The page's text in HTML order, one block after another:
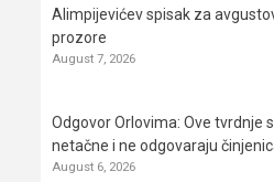
Alimpijevićev spisak za
prozore
August 7, 2026
Odgovor Orlovima: ​Ove tvrdnje
netačne i ne odgovaraju
August 6, 2026